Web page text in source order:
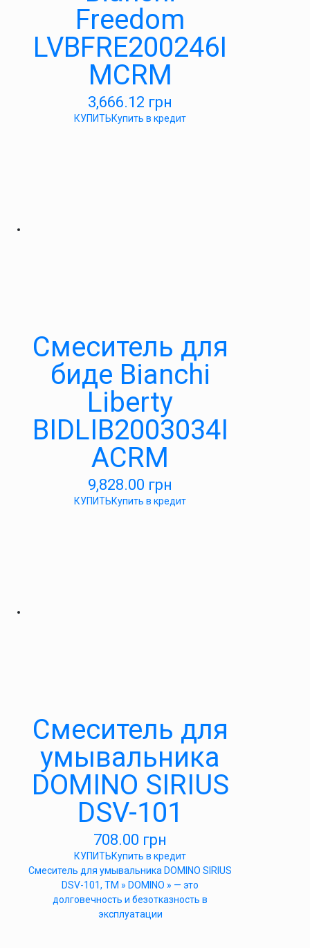
Freedom
LVBFRE200246I
MCRM
3,666.12 грн
КУПИТЬКупить в кредит
Смеситель для
биде Bianchi
Liberty
BIDLIB2003034I
ACRM
9,828.00 грн
КУПИТЬКупить в кредит
Cмеситель для
умывальника
DOMINO SIRIUS
DSV-101
708.00 грн
КУПИТЬКупить в кредит
Cмеситель для умывальника DOMINO SIRIUS
DSV-101, ТМ » DOMINO » — это
долговечность и безотказность в
эксплуатации